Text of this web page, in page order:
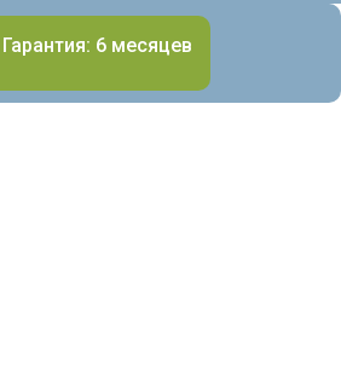
Гарантия: 6 месяцев